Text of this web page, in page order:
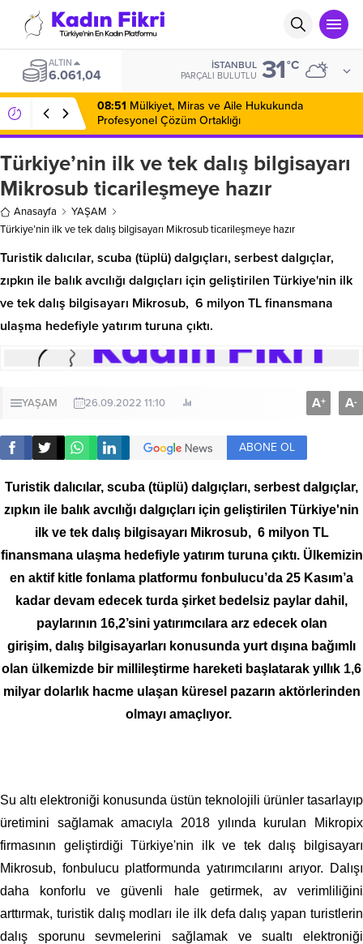
ALTIN
6.061,04
İSTANBUL
PARÇALI BULUTLU 31°C
08:51 Mülkiyet, Miras ve Aile Hukukunda
Profesyonel Çözüm Ortaklığı
Türkiye’nin ilk ve tek dalış bilgisayarı
Mikrosub ticarileşmeye hazır
Anasayfa
YAŞAM
Türkiye’nin ilk ve tek dalış bilgisayarı Mikrosub ticarileşmeye hazır
Turistik dalıcılar, scuba (tüplü) dalgıçları, serbest dalgıçlar,
zıpkın ile balık avcılığı dalgıçları için geliştirilen Türkiye'nin ilk
ve tek dalış bilgisayarı Mikrosub, 6 milyon TL finansmana
ulaşma hedefiyle yatırım turuna çıktı.
YAŞAM 26.09.2022 11:10 A+ A-
ABONE OL
Turistik dalıcılar, scuba (tüplü) dalgıçları, serbest dalgıçlar,
zıpkın ile balık avcılığı dalgıçları için geliştirilen Türkiye'nin
ilk ve tek dalış bilgisayarı Mikrosub, 6 milyon TL
finansmana ulaşma hedefiyle yatırım turuna çıktı. Ülkemizin
en aktif kitle fonlama platformu fonbulucu’da 25 Kasım’a
kadar devam edecek turda şirket bedelsiz paylar dahil,
paylarının 16,2’sini yatırımcılara arz edecek olan
girişim, dalış bilgisayarları konusunda yurt dışına bağımlı
olan ülkemizde bir millileştirme hareketi başlatarak yıllık 1,6
milyar dolarlık hacme ulaşan küresel pazarın aktörlerinden
olmayı amaçlıyor.
Su altı elektroniği konusunda üstün teknolojili ürünler tasarlayıp
üretimini sağlamak amacıyla 2018 yılında kurulan Mikropix
firmasının geliştirdiği Türkiye'nin ilk ve tek dalış bilgisayarı
Mikrosub, fonbulucu platformunda yatırımcılarını arıyor. Dalışı
daha konforlu ve güvenli hale getirmek, av verimliliğini
arttırmak, turistik dalış modları ile ilk defa dalış yapan turistlerin
dalış sporunu sevmelerini sağlamak ve sualtı elektroniği